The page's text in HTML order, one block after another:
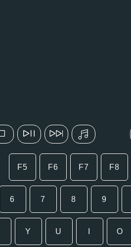
F5 F6 F7 F8
6 7 8 9
Y U O